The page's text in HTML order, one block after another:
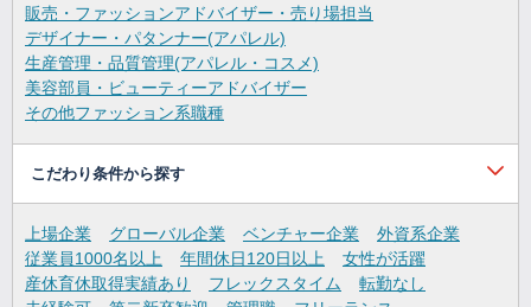
販売・ファッションアドバイザー・売り場担当
デザイナー・パタンナー(アパレル)
生産管理・品質管理(アパレル・コスメ)
美容部員・ビューティーアドバイザー
その他ファッション系職種
こだわり条件から探す
上場企業 グローバル企業 ベンチャー企業
外資系企業
従業員1000名以上
年間休日120日以上
女性が活躍
産休育休取得実績あり
フレックスタイム
転勤なし